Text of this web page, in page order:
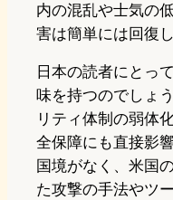
内の混乱や士気の
害は簡単には回復し
日本の読者にとっ
味を持つのでしょ
リティ体制の弱体
全保障にも直接影
国境がなく、米国
た攻撃の手法やツ